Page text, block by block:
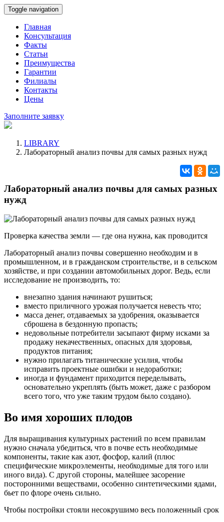
Toggle navigation
Главная
Консультация
Факты
Статьи
Преимущества
Гарантии
Филиалы
Контакты
Цены
Заполните заявку
LIBRARY
Лабораторный анализ почвы для самых разных нужд
Лабораторный анализ почвы для самых разных
нужд
Проверка качества земли — где она нужна, как проводится
Лабораторный анализ почвы совершенно необходим и в
промышленном, и в гражданском строительстве, и в сельском
хозяйстве, и при создании автомобильных дорог. Ведь, если
исследование не производить, то:
внезапно здания начинают рушиться;
вместо приличного урожая получается невесть что;
масса денег, отдаваемых за удобрения, оказывается
сброшена в бездонную пропасть;
недовольные потребители засыпают фирму исками за
продажу некачественных, опасных для здоровья,
продуктов питания;
нужно прилагать титанические усилия, чтобы
исправить проектные ошибки и недоработки;
иногда и фундамент приходится переделывать,
основательно укреплять (быть может, даже с разбором
всего того, что уже таким трудом было создано).
Во имя хороших плодов
Для выращивания культурных растений по всем правилам
нужно сначала убедиться, что в почве есть необходимые
компоненты, такие как азот, фосфор, калий (плюс
специфические микроэлементы, необходимые для того или
иного вида). С другой стороны, малейшее засорение
посторонними веществами, особенно синтетическими ядами,
бьет по флоре очень сильно.
Чтобы постройки стояли несокрушимо весь положенный срок